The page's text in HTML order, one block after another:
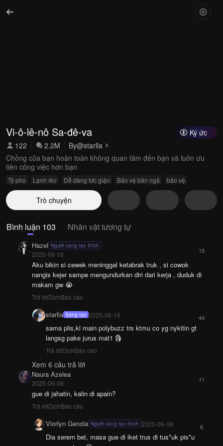
Ký ức
Vi-ô-lê-nô Sa-đê-va
122 2.2M By@starlla
Chồng của bạn hoàn toàn không quan tâm đến bạn và luôn ưu
tiên công việc hơn bạn
Tỷ phú Lạnh lẽo Dễ dàng tức giận Bảo vệ bản ngã bảo vệ
Trò chuyện
Bình luận 103 Nhân vật tương tự
Hazel Người sáng tạo thích
2025-06-16 15
Aku bikin si cewek meninggal ketabrak truk , si cowok
nangis kejer sampe mengundurkan diri dari kerja , duduk di
makam gw 😭
Trả lờiDịchBáo cáo
starlla Sáng tạo 2025-06-16 44
sama plis,kl main polybuzz trs ktmu co yg nykitin gt
langsg pake jurus mat1 🗿
Trả lờiDịchBáo cáo
Xem 6 câu trả lời
Naura Azelea
2025-06-08 11
gue di jahatin, kalin di apain?
Trả lờiDịchBáo cáo
Viorlyn Genola Người sáng tạo thích 2025-06-08 6
Dia serem bet, masa gue di iket trus di tus*uk pis*u